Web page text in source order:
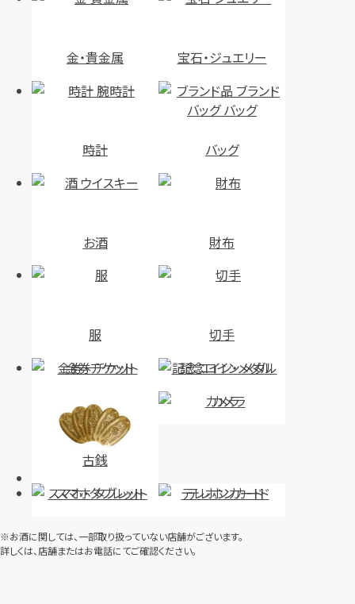
金・貴金属 宝石・ジュエリー
時計 バッグ
お酒 財布
服
切手
金券・チケット
記念コイン・メダル
古銭
カメラ
スマホ・タブレット テレホンカード
※お酒に関しては、一部取り扱っていない店舗がございます。
詳しくは、店舗またはお電話にてご確認ください。